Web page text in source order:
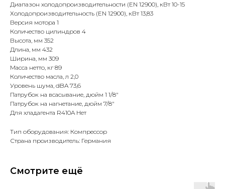
Диапазон холодопроизводительности (EN 12900), кВт 10-15
Холодопроизводительность (EN 12900), кВт 13,83
Версия мотора 1
Количество цилиндров 4
Высота, мм 352
Длина, мм 432
Ширина, мм 309
Масса нетто, кг 89
Количество масла, л 2,0
Уровень шума, dBA 73,6
Патрубок на всасывание, дюйм 1 1/8"
Патрубок на нагнетание, дюйм 7/8"
Для хладагента R410A Нет
Тип оборудования: Компрессор
Страна производитель: Германия
Смотрите ещё